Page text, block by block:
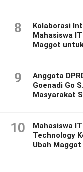
8
Kolaborasi
Mahasiswa
Maggot
9
Anggota
Goenadi Go
Masyarakat
10
Mahasiswa
Technology
Ubah